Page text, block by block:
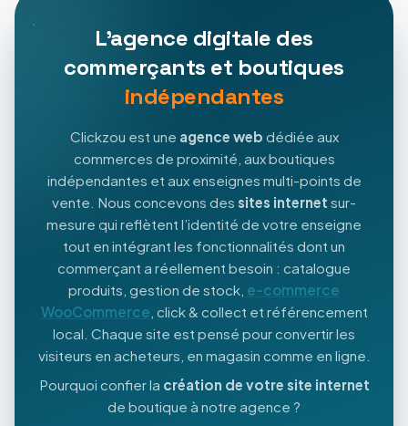
L'agence digitale des
commerçants et boutiques
indépendantes
Clickzou est une agence web dédiée aux
commerces de proximité, aux boutiques
indépendantes et aux enseignes multi-points de
vente. Nous concevons des sites internet sur-
mesure qui reflètent l’identité de votre enseigne
tout en intégrant les fonctionnalités dont un
commerçant a réellement besoin : catalogue
produits, gestion de stock, e-commerce
WooCommerce , click & collect et référencement
local. Chaque site est pensé pour convertir les
visiteurs en acheteurs, en magasin comme en ligne.
Pourquoi confier la création de votre site internet
de boutique à notre agence ?